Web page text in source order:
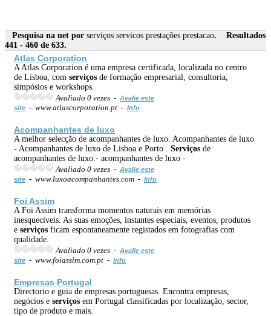
Pesquisa na net por serviços servicos prestações prestacao. Resultados
441 - 460 de 633.
Atlas Corporation
A Atlas Corporation é uma empresa certificada, localizada no centro
de Lisboa, com serviços de formação empresarial, consultoria,
simpósios e workshops.
Avaliado 0 vezes - Avalie este
site - www.atlascorporation.pt - Info
Acompanhantes de luxo
A melhor selecção de acompanhantes de luxo. Acompanhantes de luxo
- Acompanhantes de luxo de Lisboa e Porto . Serviços de
acompanhantes de luxo.- acompanhantes de luxo -
Avaliado 0 vezes - Avalie este
site - www.luxoacompanhantes.com - Info
Foi Assim
A Foi Assim transforma momentos naturais em memórias
inesquecíveis. As suas emoções, instantes especiais, eventos, produtos
e serviços ficam espontaneamente registados em fotografias com
qualidade.
Avaliado 0 vezes - Avalie este
site - www.foiassim.com.pt - Info
Empresas Portugal
Directorio e guia de empresas portuguesas. Encontra empresas,
negócios e serviços em Portugal classificadas por localização, sector,
tipo de produto e mais.